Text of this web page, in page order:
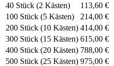
40 Stück (2 Kästen)
113,60 €
100 Stück (5 Kästen)
214,00 €
200 Stück (10 Kästen) 414,00 €
300 Stück (15 Kästen) 615,00 €
400 Stück (20 Kästen) 788,00 €
500 Stück (25 Kästen) 975,00 €